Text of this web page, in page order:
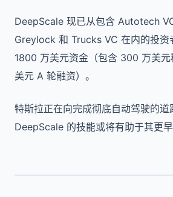
DeepScale 现已从包含 Autotech
Greylock 和 Trucks VC 在内的投资
1800 万美元资金（包含 300 万美元
美元 A 轮融资）。
特斯拉正在向完成彻底自动驾驶的道
DeepScale 的技能或将有助于其更早